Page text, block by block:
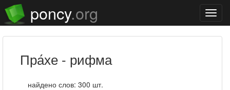
poncy.org
пра́хе - рифма
найдено слов: 300 шт.